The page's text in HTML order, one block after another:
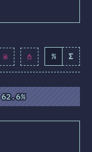
% 9424 % Σ
62.6%
62.6%